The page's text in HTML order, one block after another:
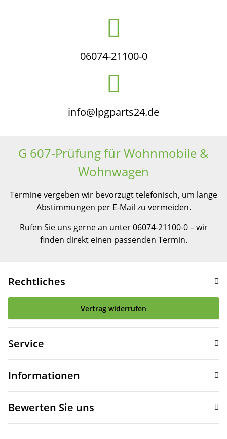
06074-21100-0
info@lpgparts24.de
G 607-Prüfung für Wohnmobile &
Wohnwagen
Termine vergeben wir bevorzugt telefonisch, um lange
Abstimmungen per E-Mail zu vermeiden.
Rufen Sie uns gerne an unter06074-21100-0– wir
finden direkt einen passenden Termin.
Rechtliches
Vertrag widerrufen
Service
Informationen
Bewerten Sie uns